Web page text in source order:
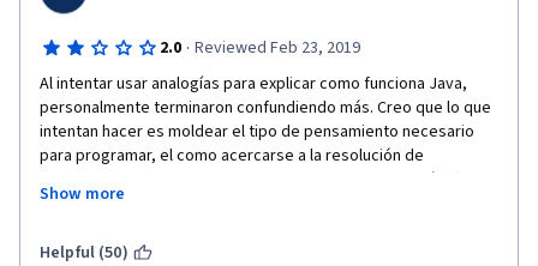
2.0 · Reviewed Feb 23, 2019
Al intentar usar analogías para explicar como funciona Java,
personalmente terminaron confundiendo más. Creo que lo que
intentan hacer es moldear el tipo de pensamiento necesario
para programar, el como acercarse a la resolución de
problemas, pero la forma de hacerlo con estas analogías (las
cuales no terminan de desarrollar bien) truncan este objetivo...a
Show more
Helpful (50)